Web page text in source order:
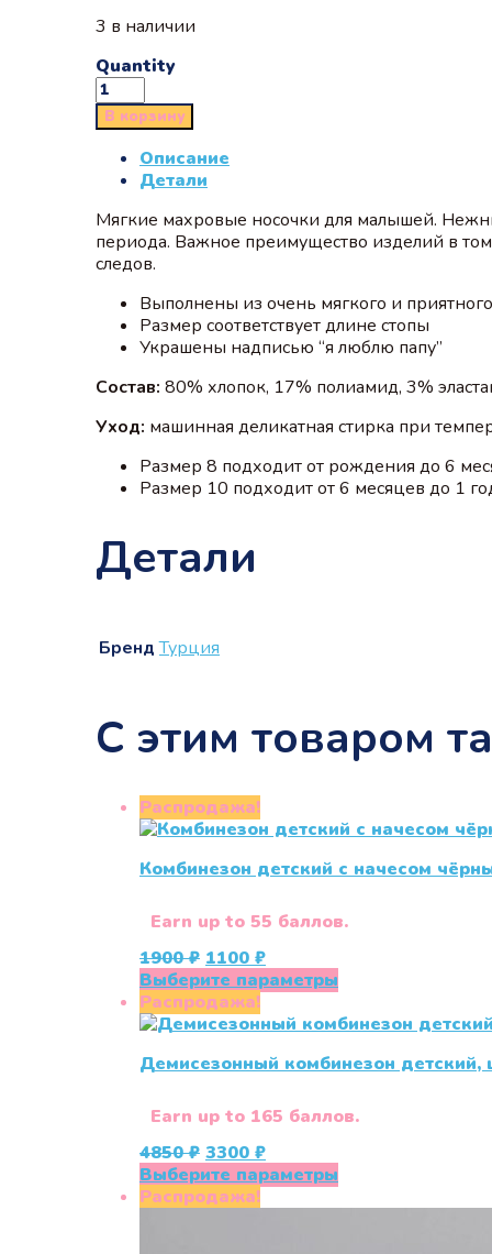
3 в наличии
Quantity
В корзину
Описание
Детали
Мягкие махровые носочки для малышей.
периода. Важное преимущество изделий в
следов.
Выполнены из очень мягкого и
Размер соответствует длине стопы
Украшены надписью “я люблю папу”
Состав: 80% хлопок, 17% полиамид, 3%
Уход: машинная деликатная стирка при
Размер 8 подходит от рождения до 6
Размер 10 подходит от 6 месяцев до 1
Детали
Бренд Турция
С этим товаром
Распродажа!
Комбинезон детский с начесом
Earn up to 55 баллов.
1900₽ Первоначальная
цена
составляла
1900 ₽.
1100₽Текущая
цена:
Выберите параметры
имеет
вариаций.
можно
странице
Распродажа!
Демисезонный комбинезон детский,
Earn up to 165 баллов.
4850₽ Первоначальная
цена
составляла
3300₽Текущая
цена:
Выберите параметры
Распродажа!